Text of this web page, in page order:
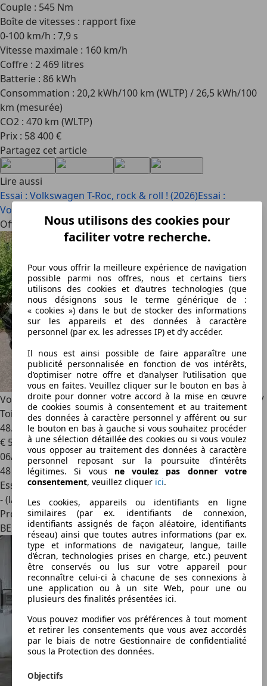
Nous utilisons des cookies pour
faciliter votre recherche.
Pour vous offrir la meilleure expérience de navigation
possible parmi nos offres, nous et certains tiers
utilisons des cookies et d’autres technologies (que
nous désignons sous le terme générique de :
« cookies ») dans le but de stocker des informations
sur les appareils et des données à caractère
personnel (par ex. les adresses IP) et d’y accéder.
Il nous est ainsi possible de faire apparaître une
publicité personnalisée en fonction de vos intérêts,
d’optimiser notre offre et d’analyser l’utilisation que
vous en faites. Veuillez cliquer sur le bouton en bas à
droite pour donner votre accord à la mise en œuvre
de cookies soumis à consentement et au traitement
des données à caractère personnel y afférent ou sur
le bouton en bas à gauche si vous souhaitez procéder
à une sélection détaillée des cookies ou si vous voulez
vous opposer au traitement des données à caractère
personnel reposant sur la poursuite d’intérêts
légitimes. Si vous ne voulez pas donner votre
consentement, veuillez cliquer ici.
Les cookies, appareils ou identifiants en ligne
similaires (par ex. identifiants de connexion,
identifiants assignés de façon aléatoire, identifiants
réseau) ainsi que toutes autres informations (par ex.
type et informations de navigateur, langue, taille
d’écran, technologies prises en charge, etc.) peuvent
être conservés ou lus sur votre appareil pour
reconnaître celui-ci à chacune de ses connexions à
une application ou à un site Web, pour une ou
plusieurs des finalités présentées ici.
Vous pouvez modifier vos préférences à tout moment
et retirer les consentements que vous avez accordés
par le biais de notre Gestionnaire de confidentialité
sous la Protection des données.
Objectifs
Couple : 545 Nm
Boîte de vitesses : rapport fixe
0-100 km/h : 7,9 s
Vitesse maximale : 160 km/h
Coffre : 2 469 litres
Batterie : 86 kWh
Consommation : 20,2 kWh/100 km (WLTP) / 26,5 kWh/100
km (mesurée)
CO2 : 470 km (WLTP)
Prix : 58 400 €
Partagez cet article
Lire aussi
Essai : Volkswagen T-Roc, rock & roll ! (2026)Essai :
Volkswagen ID.7 Tourer GTX, le break idéal ? (2025)
Offres à la une
Volkswagen Golf 1.6i FSI 16V 116CV / Sportline / Clim Auto /
Toit Ouvrant / Sieges Sport / 1er Propriétaire / UNIQUE
48.575KM CARPASS /
€ 5 900
06/2005
48 000 km
Essence
- (l/100 km)
Professionnel
BE 6238